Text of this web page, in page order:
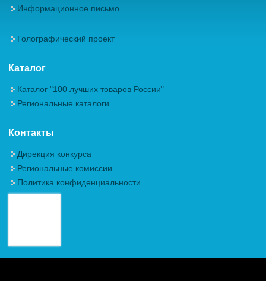
Информационное письмо
Голографический проект
Каталог
Каталог "100 лучших товаров России"
Региональные каталоги
Контакты
Дирекция конкурса
Региональные комиссии
Политика конфиденциальности